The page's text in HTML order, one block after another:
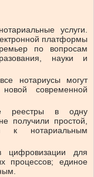
услуги.
платформы
по вопросам
науки и
нотариусы могут
современной
реестры в одну
получили простой,
к нотариальным
цифровизации для
процессов; единое